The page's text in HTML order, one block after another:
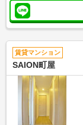
賃貸マンション
SAION町屋